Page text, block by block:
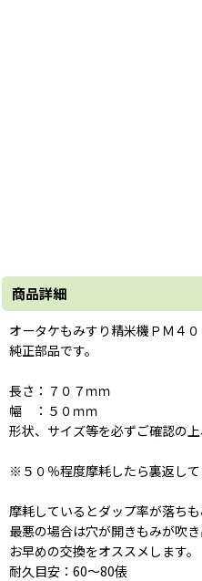
商品詳細
オータケもみすり精米機ＰＭ４
純正部品です。
長さ：７０７ｍｍ
幅 ：５０ｍｍ
形状、サイズ等を必ずご確認の
※５０％程度摩耗したら裏返して
摩耗しているとダップ率が落ちも
最悪の場合は穴が開きもみが吹き
お早めの交換をオススメします。
耐久目安：60〜80俵